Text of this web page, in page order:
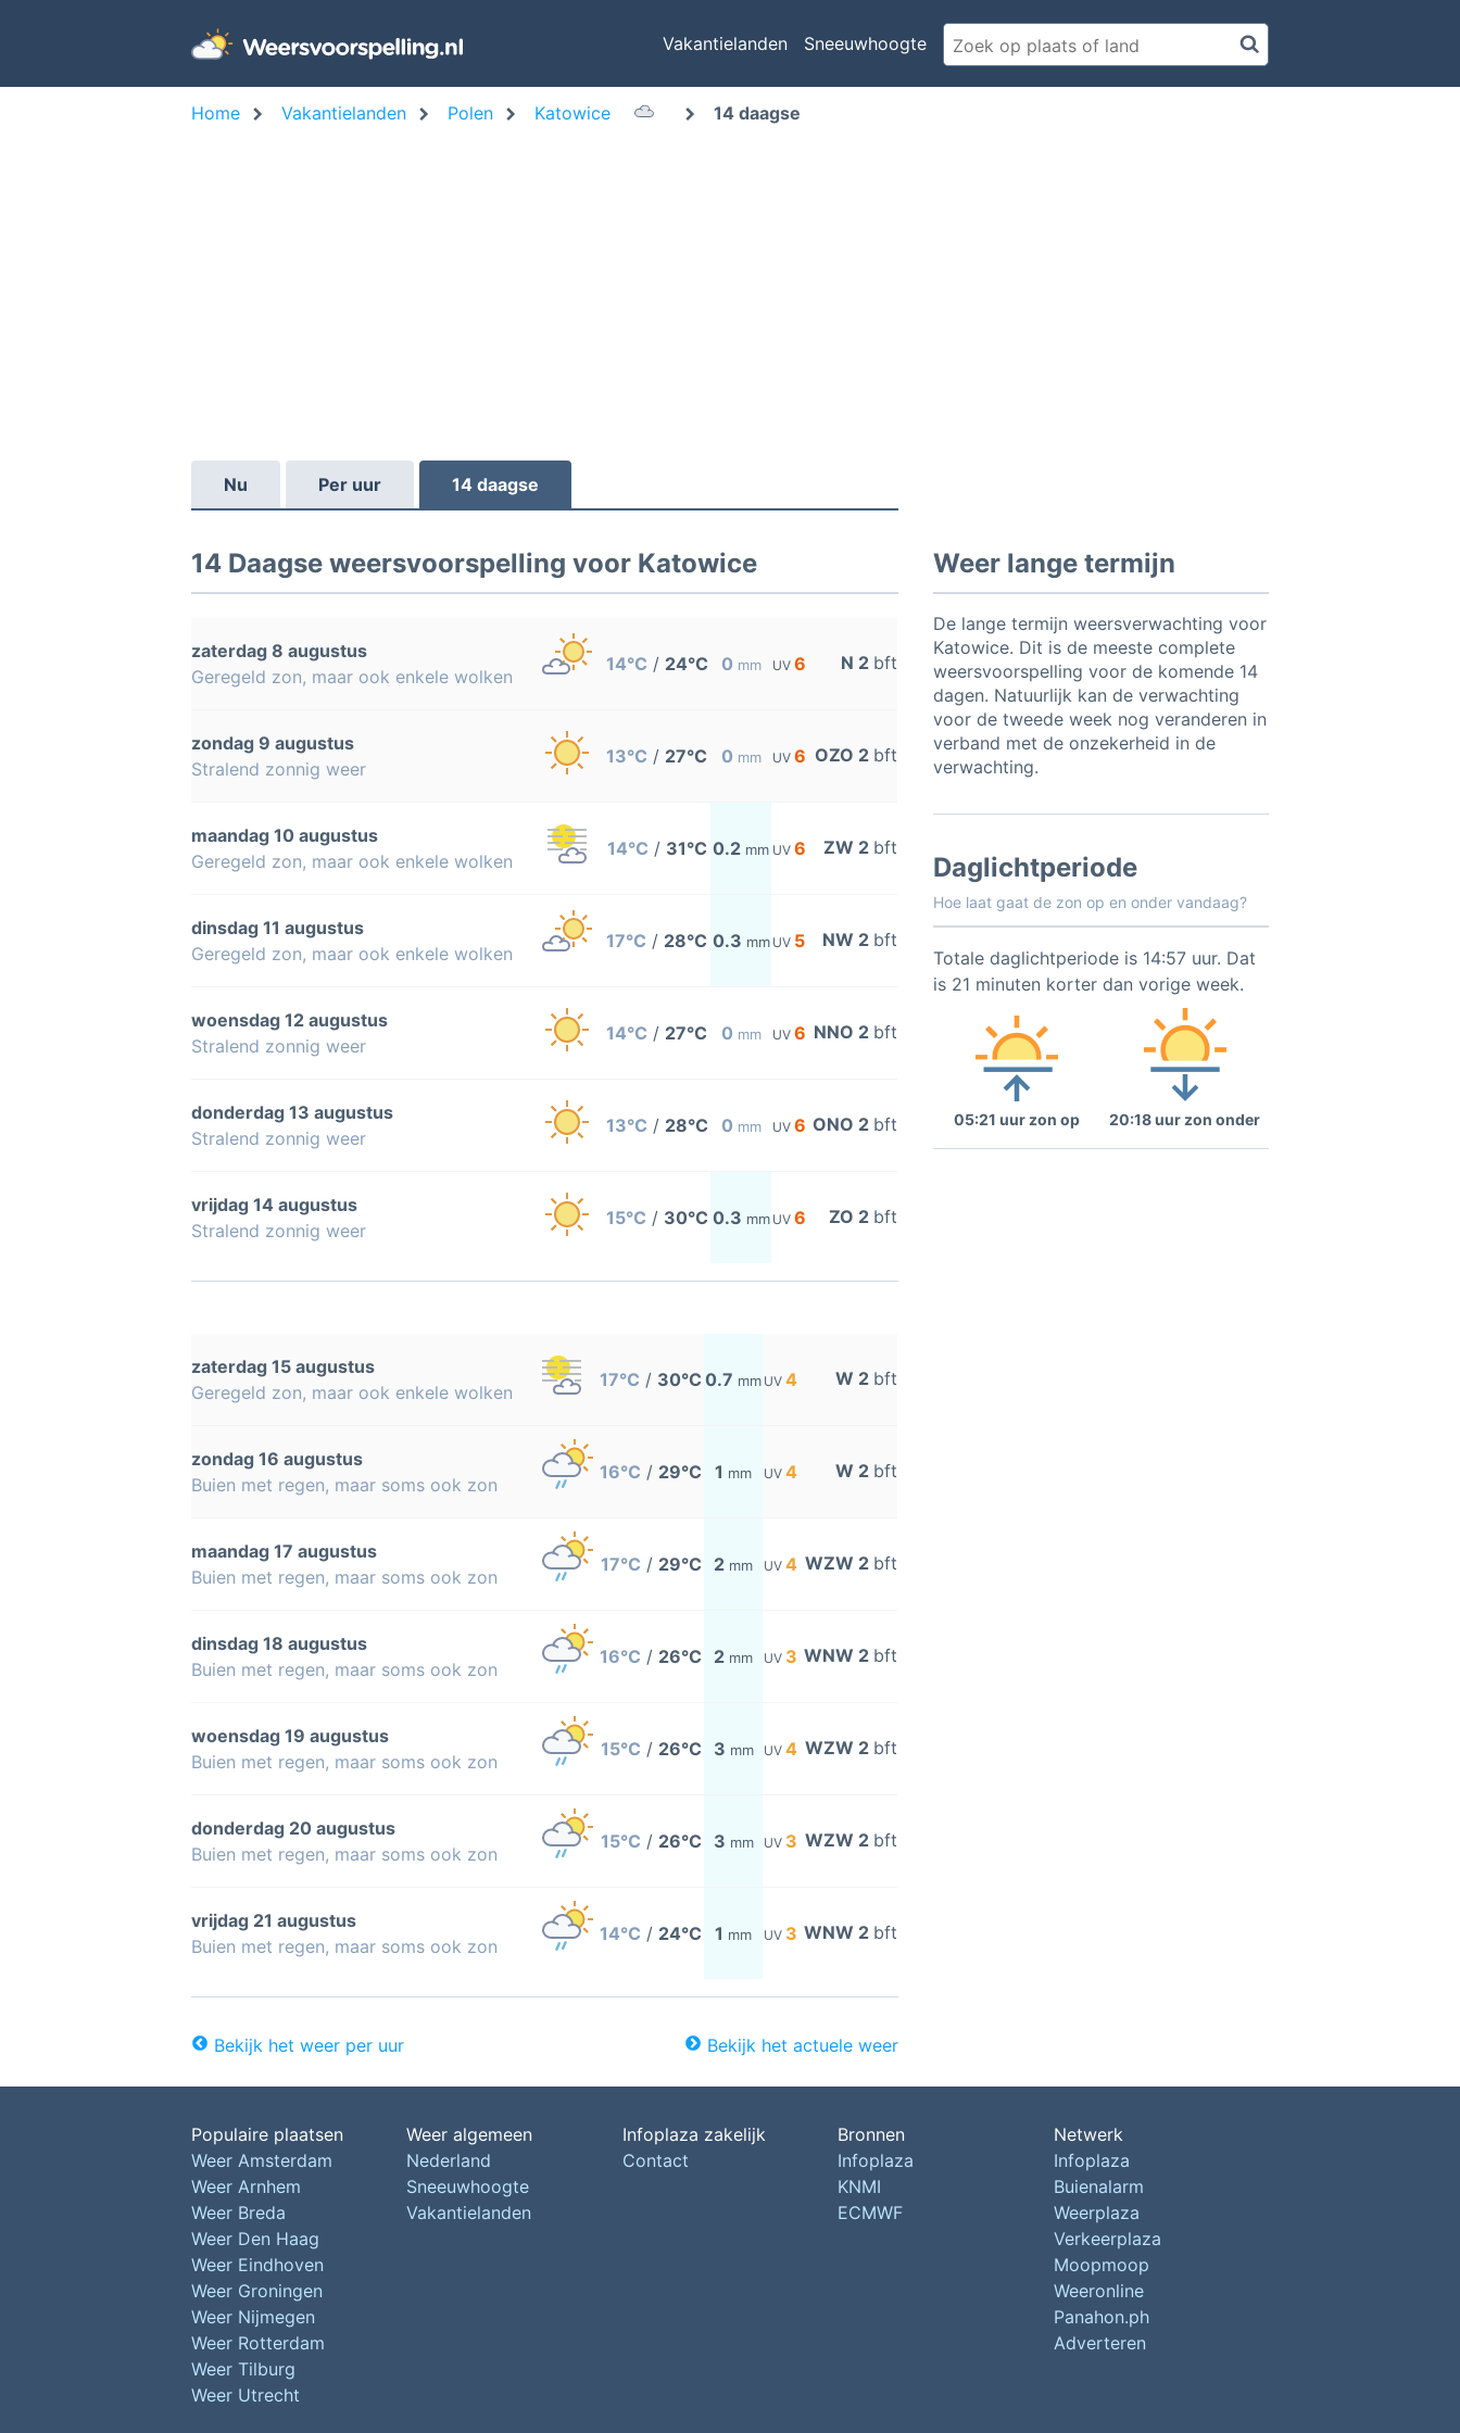
Vakantielanden Sneeuwhoogte
Home Vakantielanden Polen Katowice 14 daagse
Nu Per uur 14 daagse
14 Daagse weersvoorspelling voor Katowice
zaterdag 8 augustus
Geregeld zon, maar ook enkele wolken
14°C / 24°C 0 mm UV 6 N 2 bft
zondag 9 augustus
Stralend zonnig weer
13°C / 27°C 0 mm UV 6 OZO 2 bft
maandag 10 augustus
Geregeld zon, maar ook enkele wolken
14°C / 31°C 0.2 mm UV 6 ZW 2 bft
dinsdag 11 augustus
Geregeld zon, maar ook enkele wolken
17°C / 28°C 0.3 mm UV 5 NW 2 bft
woensdag 12 augustus
Stralend zonnig weer
14°C / 27°C 0 mm UV 6 NNO 2 bft
donderdag 13 augustus
Stralend zonnig weer
13°C / 28°C 0 mm UV 6 ONO 2 bft
vrijdag 14 augustus
Stralend zonnig weer
15°C / 30°C 0.3 mm UV 6 ZO 2 bft
zaterdag 15 augustus
Geregeld zon, maar ook enkele wolken
17°C / 30°C 0.7 mm UV 4 W 2 bft
zondag 16 augustus
Buien met regen, maar soms ook zon
16°C / 29°C 1 mm UV 4 W 2 bft
maandag 17 augustus
Buien met regen, maar soms ook zon
17°C / 29°C 2 mm UV 4 WZW 2 bft
dinsdag 18 augustus
Buien met regen, maar soms ook zon
16°C / 26°C 2 mm UV 3 WNW 2 bft
woensdag 19 augustus
Buien met regen, maar soms ook zon
15°C / 26°C 3 mm UV 4 WZW 2 bft
donderdag 20 augustus
Buien met regen, maar soms ook zon
15°C / 26°C 3 mm UV 3 WZW 2 bft
vrijdag 21 augustus
Buien met regen, maar soms ook zon
14°C / 24°C 1 mm UV 3 WNW 2 bft
Bekijk het weer per uur Bekijk het actuele weer
Weer lange termijn
De lange termijn weersverwachting voor
Katowice. Dit is de meeste complete
weersvoorspelling voor de komende 14
dagen. Natuurlijk kan de verwachting
voor de tweede week nog veranderen in
verband met de onzekerheid in de
verwachting.
Daglichtperiode
Hoe laat gaat de zon op en onder vandaag?
Totale daglichtperiode is 14:57 uur. Dat
is 21 minuten korter dan vorige week.
05:21 uur zon op 20:18 uur zon onder
Populaire plaatsen
Weer Amsterdam
Weer Arnhem
Weer Breda
Weer Den Haag
Weer Eindhoven
Weer Groningen
Weer Nijmegen
Weer Rotterdam
Weer Tilburg
Weer Utrecht
Weer algemeen
Nederland
Sneeuwhoogte
Vakantielanden
Infoplaza zakelijk
Contact
Bronnen
Infoplaza
KNMI
ECMWF
Netwerk
Infoplaza
Buienalarm
Weerplaza
Verkeerplaza
Moopmoop
Weeronline
Panahon.ph
Adverteren